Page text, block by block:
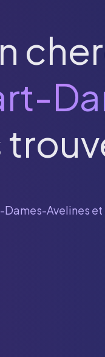
Dames-Avelines et